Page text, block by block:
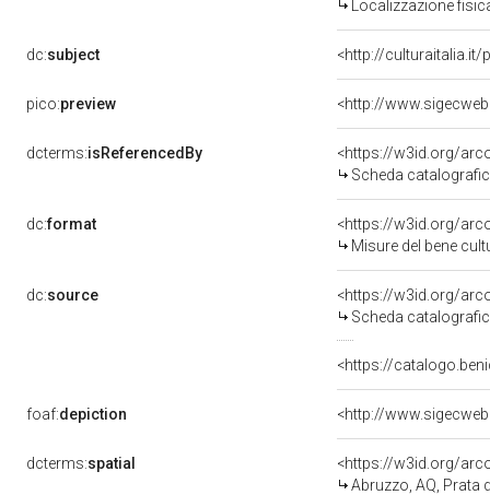
Localizzazione
dc:subject <http://culturaitalia.it/
pico:preview <http://
dcterms:isReferencedBy
<https://w3id.org/
Scheda
dc:format
<https://w3id.org/
Misure del bene
dc:source
<https://w3id.org/
Scheda
<https://
foaf:depiction <http://
dcterms:spatial
<https://w3id.org/
Abruzzo, AQ, Prata